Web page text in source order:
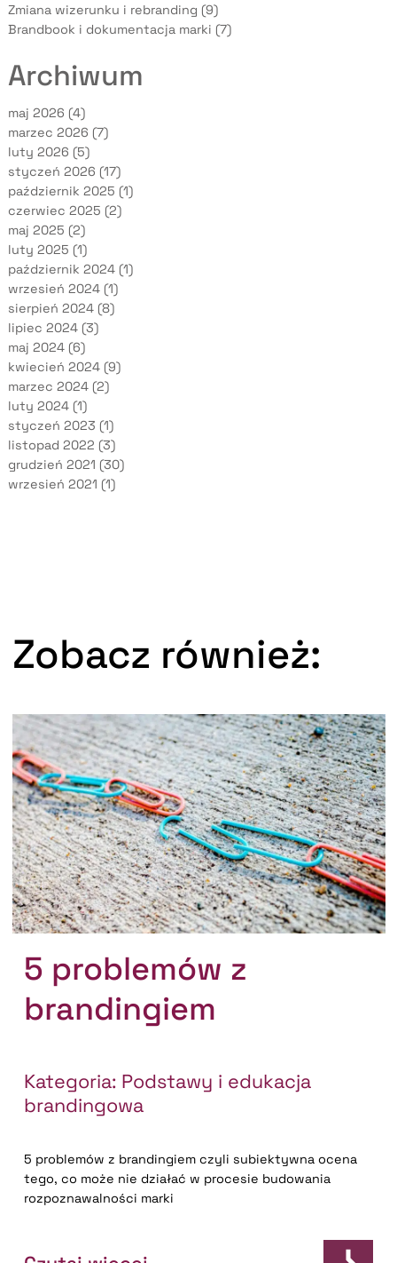
Zmiana wizerunku i rebranding (9)
Brandbook i dokumentacja marki (7)
Archiwum
maj 2026 (4)
marzec 2026 (7)
luty 2026 (5)
styczeń 2026 (17)
październik 2025 (1)
czerwiec 2025 (2)
maj 2025 (2)
luty 2025 (1)
październik 2024 (1)
wrzesień 2024 (1)
sierpień 2024 (8)
lipiec 2024 (3)
maj 2024 (6)
kwiecień 2024 (9)
marzec 2024 (2)
luty 2024 (1)
styczeń 2023 (1)
listopad 2022 (3)
grudzień 2021 (30)
wrzesień 2021 (1)
Zobacz również:
5 problemów z
brandingiem
Kategoria: Podstawy i edukacja
brandingowa
5 problemów z brandingiem czyli subiektywna ocena
tego, co może nie działać w procesie budowania
rozpoznawalności marki